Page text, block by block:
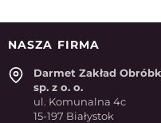
NASZA FIRMA
Darmet Zakład
sp. z o. o.
ul. Komunalna 4c
15-197 Białystok